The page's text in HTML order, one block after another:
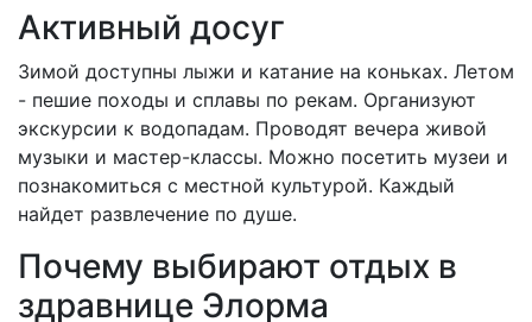
Активный досуг
Зимой доступны лыжи и катание на коньках. Летом
- пешие походы и сплавы по рекам. Организуют
экскурсии к водопадам. Проводят вечера живой
музыки и мастер-классы. Можно посетить музеи и
познакомиться с местной культурой. Каждый
найдет развлечение по душе.
Почему выбирают отдых в
здравнице Элорма